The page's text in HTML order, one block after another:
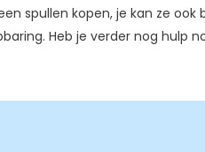
spullen kopen, je kan ze ook
Heb je verder nog hulp